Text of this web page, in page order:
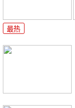
最热